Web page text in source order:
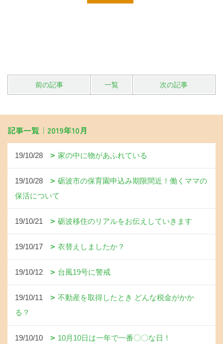
前の記事 一覧 次の記事
記事一覧｜2019年10月
19/10/28 家の中に物があふれている
19/10/28
砺波市の保育園申込み期限間近！働くママの
保活について
19/10/21 砺波移住のリアルをお伝えしていきます
19/10/17 衣替えしましたか？
19/10/12 台風19号に警戒
19/10/11
不動産を取得したとき どんな税金がかか
る？
19/10/10 10月10日は一年で一番〇〇な日！